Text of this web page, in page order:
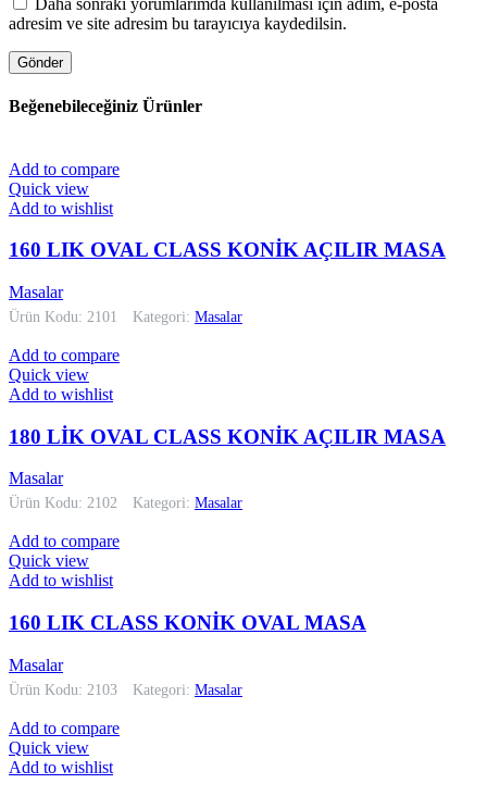
Daha sonraki yorumlarımda kullanılması için adım, e-posta
adresim ve site adresim bu tarayıcıya kaydedilsin.
Beğenebileceğiniz Ürünler
Add to compare
Quick view
Add to wishlist
160 LIK OVAL CLASS KONİK AÇILIR MASA
Masalar
Ürün Kodu: 2101 Kategori: Masalar
Add to compare
Quick view
Add to wishlist
180 LİK OVAL CLASS KONİK AÇILIR MASA
Masalar
Ürün Kodu: 2102 Kategori: Masalar
Add to compare
Quick view
Add to wishlist
160 LIK CLASS KONİK OVAL MASA
Masalar
Ürün Kodu: 2103 Kategori: Masalar
Add to compare
Quick view
Add to wishlist